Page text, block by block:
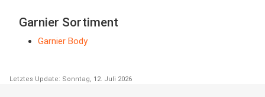
Garnier Sortiment
Garnier Body
Letztes Update: Sonntag, 12. Juli 2026